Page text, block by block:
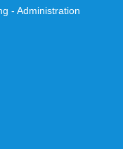
- Administration